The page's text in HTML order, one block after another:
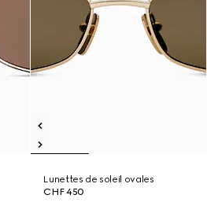
Lunettes de soleil ovales
CHF 450